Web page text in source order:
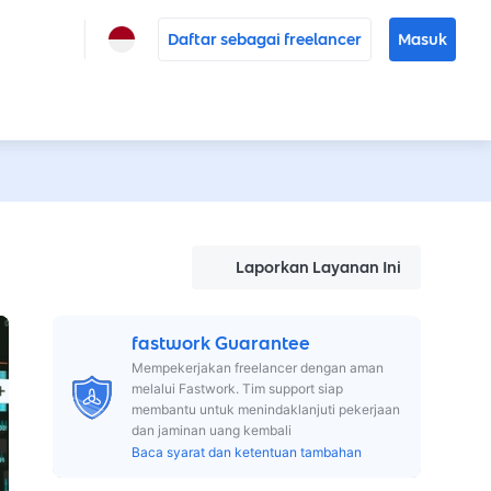
Daftar sebagai freelancer Masuk
Laporkan Layanan Ini
fastwork Guarantee
Mempekerjakan freelancer dengan aman
melalui Fastwork. Tim support siap
membantu untuk menindaklanjuti pekerjaan
dan jaminan uang kembali
Baca syarat dan ketentuan tambahan